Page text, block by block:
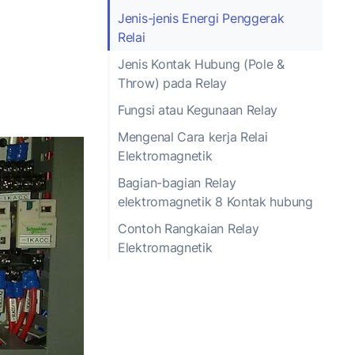
Jenis-jenis Energi Penggerak
Relai
Jenis Kontak Hubung (Pole &
Throw) pada Relay
Fungsi atau Kegunaan Relay
Mengenal Cara kerja Relai
Elektromagnetik
Bagian-bagian Relay
elektromagnetik 8 Kontak hubung
Contoh Rangkaian Relay
Elektromagnetik